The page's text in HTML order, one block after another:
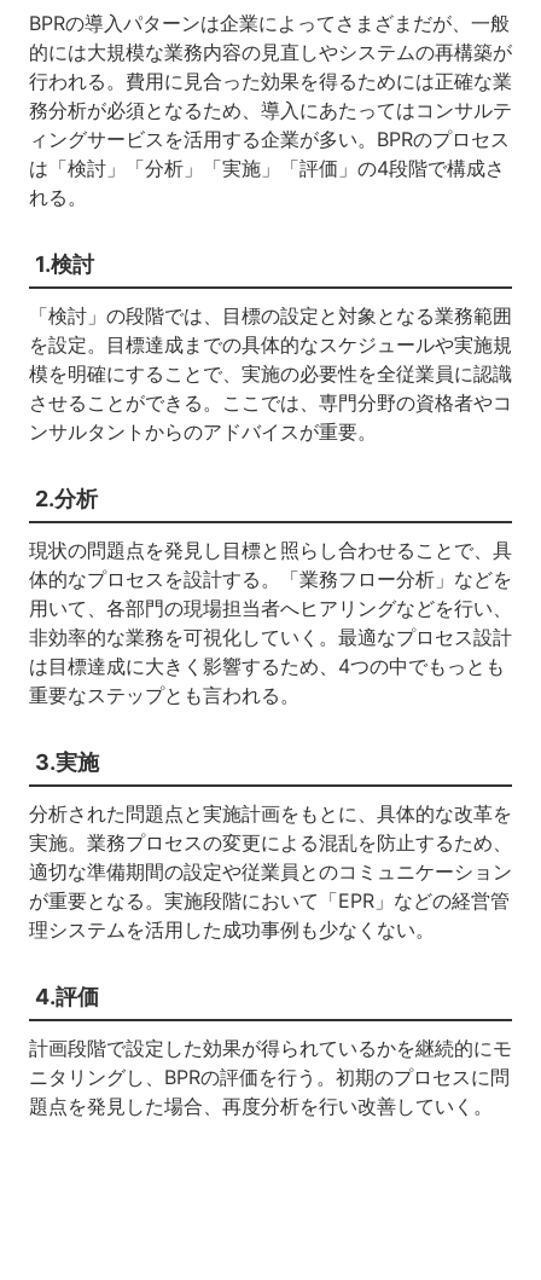
BPRの導入パターンは企業によってさまざまだが、一般
的には大規模な業務内容の見直しやシステムの再構築が
行われる。費用に見合った効果を得るためには正確な業
務分析が必須となるため、導入にあたってはコンサルテ
ィングサービスを活用する企業が多い。BPRのプロセス
は「検討」「分析」「実施」「評価」の4段階で構成さ
れる。
1.検討
「検討」の段階では、目標の設定と対象となる業務範囲
を設定。目標達成までの具体的なスケジュールや実施規
模を明確にすることで、実施の必要性を全従業員に認識
させることができる。ここでは、専門分野の資格者やコ
ンサルタントからのアドバイスが重要。
2.分析
現状の問題点を発見し目標と照らし合わせることで、具
体的なプロセスを設計する。「業務フロー分析」などを
用いて、各部門の現場担当者へヒアリングなどを行い、
非効率的な業務を可視化していく。最適なプロセス設計
は目標達成に大きく影響するため、4つの中でもっとも
重要なステップとも言われる。
3.実施
分析された問題点と実施計画をもとに、具体的な改革を
実施。業務プロセスの変更による混乱を防止するため、
適切な準備期間の設定や従業員とのコミュニケーション
が重要となる。実施段階において「EPR」などの経営管
理システムを活用した成功事例も少なくない。
4.評価
計画段階で設定した効果が得られているかを継続的にモ
ニタリングし、BPRの評価を行う。初期のプロセスに問
題点を発見した場合、再度分析を行い改善していく。